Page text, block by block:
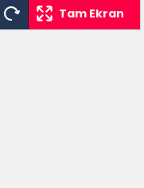
Tam Ekran